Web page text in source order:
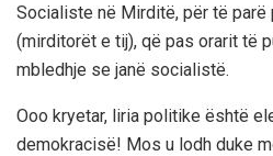
Socialiste në Mirditë, për të parë
(mirditorët e tij), që pas orarit të
mbledhje se janë socialistë.
Ooo kryetar, liria politike është
demokracisë! Mos u lodh duke